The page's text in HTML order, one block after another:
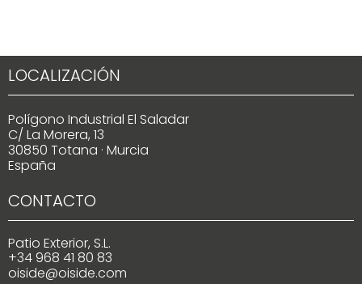
LOCALIZACIÓN
Polígono Industrial El Saladar
C/ La Morera, 13
30850 Totana · Murcia
España
CONTACTO
Patio Exterior, S.L.
+34 968 41 80 83
oiside@oiside.com